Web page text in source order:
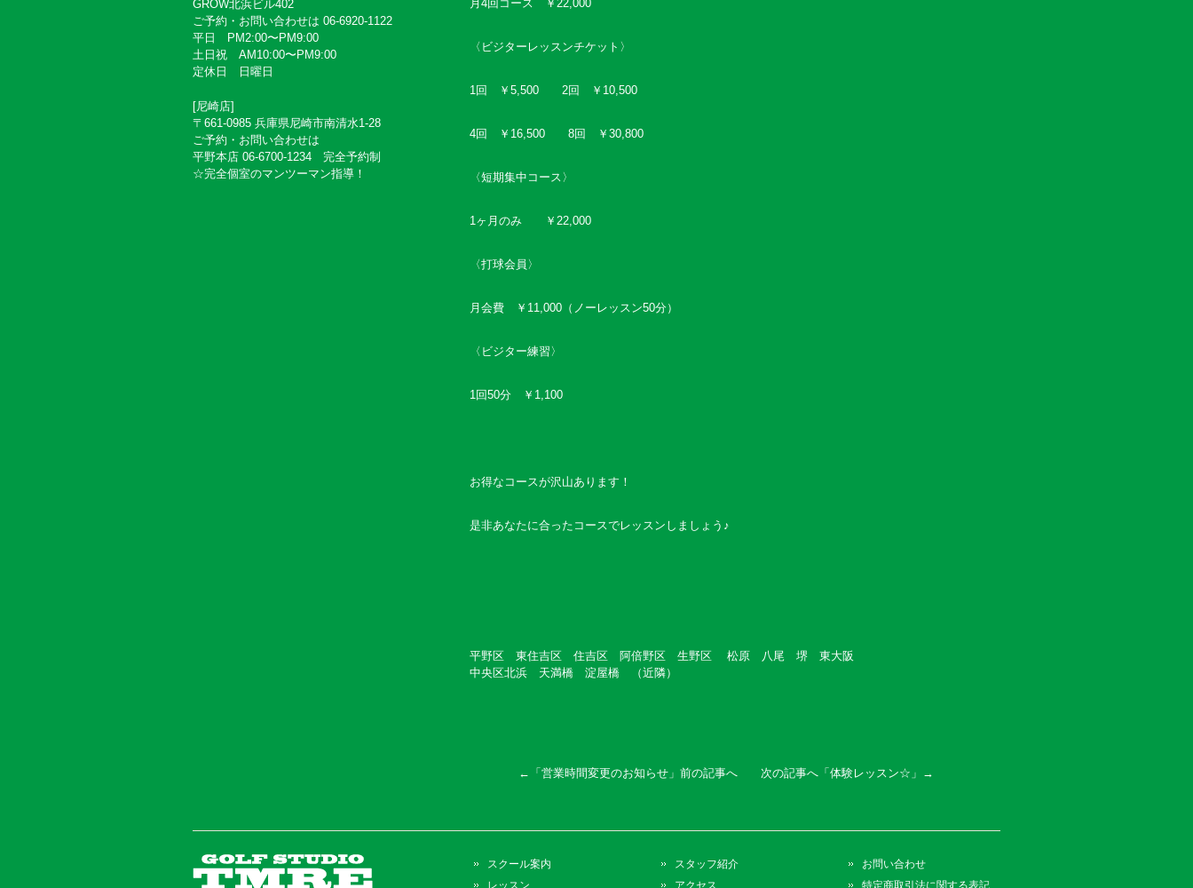
月4回コース ￥22,000
〈ビジターレッスンチケット〉
1回 ￥5,500 2回 ￥10,500
4回 ￥16,500 8回 ￥30,800
〈短期集中コース〉
1ヶ月のみ ￥22,000
〈打球会員〉
月会費 ￥11,000（ノーレッスン50分）
〈ビジター練習〉
1回50分 ￥1,100
お得なコースが沢山あります！
是非あなたに合ったコースでレッスンしましょう♪
平野区 東住吉区 住吉区 阿倍野区 生野区 松原 八尾 堺 東大阪
中央区北浜 天満橋 淀屋橋 （近隣）
←「 営業時間変更のお知らせ 」前の記事へ 次の記事へ「 体験レッスン☆ 」→
GROW北浜ビル402
ご予約・お問い合わせは 06-6920-1122
平日 PM2:00〜PM9:00
土日祝 AM10:00〜PM9:00
定休日 日曜日
[尼崎店]
〒661-0985 兵庫県尼崎市南清水1-28
ご予約・お問い合わせは
平野本店 06-6700-1234 完全予約制
☆完全個室のマンツーマン指導！
スクール案内
レッスン
スタッフ紹介
アクセス
お問い合わせ
特定商取引法に関する表記